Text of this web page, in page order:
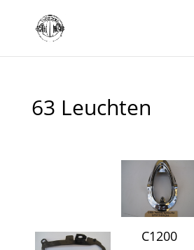
63 Leuchten
C1200